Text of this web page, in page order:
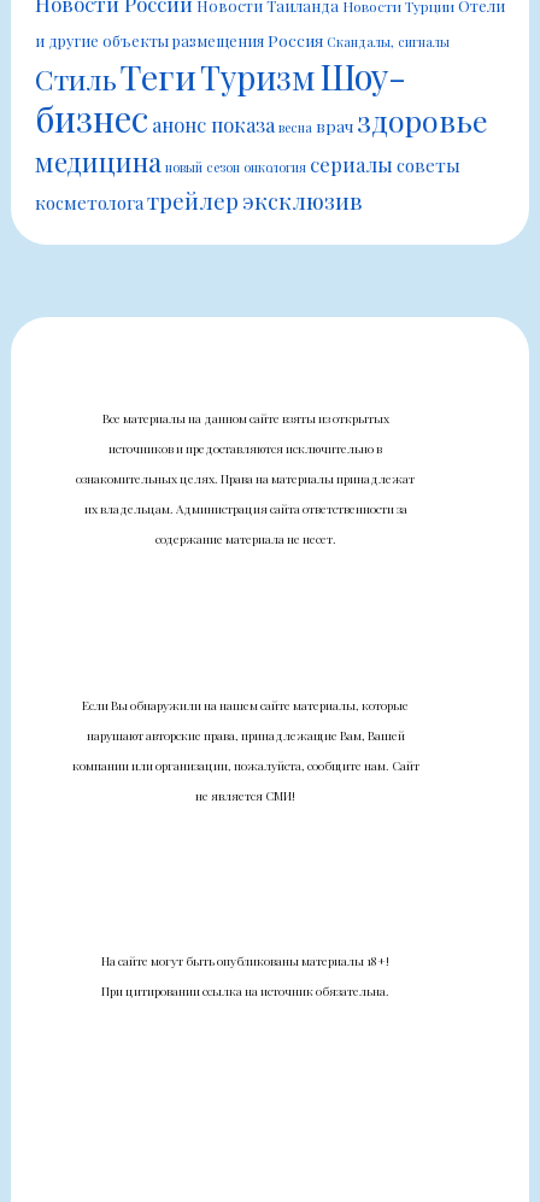
Новости Таиланда Новости ТурцииОтели
и другие объекты размещенияРоссия Скандалы, сигналы
СтильТегиТуризмШоу-
бизнес анонс показа весна врач здоровье
медицина новый сезон онкология сериалы советы
косметологатрейлер эксклюзив
Все материалы на данном сайте взяты из открытых
источников и предоставляются исключительно в
ознакомительных целях. Права на материалы принадлежат
их владельцам. Администрация сайта ответственности за
содержание материала не несет.
Если Вы обнаружили на нашем сайте материалы, которые
нарушают авторские права, принадлежащие Вам, Вашей
компании или организации, пожалуйста, сообщите нам. Сайт
не является СМИ!
На сайте могут быть опубликованы материалы 18+!
При цитировании ссылка на источник обязательна.